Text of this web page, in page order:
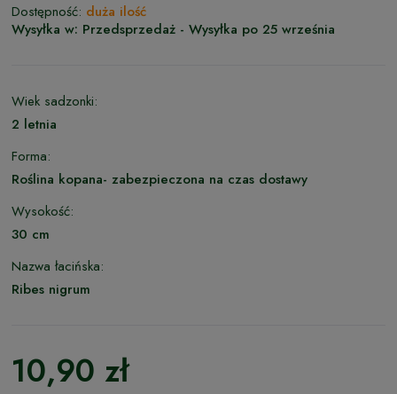
Dostępność: duża ilość
Wysyłka w: Przedsprzedaż - Wysyłka po 25 września
Wiek sadzonki:
2 letnia
Forma:
Roślina kopana- zabezpieczona na czas dostawy
Wysokość:
30 cm
Nazwa łacińska:
Ribes nigrum
10,90 zł